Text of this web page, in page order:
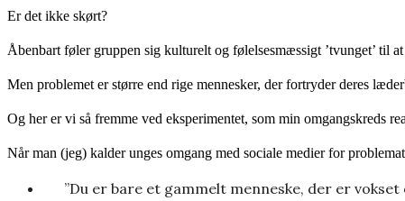
Er det ikke skørt?
Åbenbart føler gruppen sig kulturelt og følelsesmæssigt ’tvunget’ til
Men problemet er større end rige mennesker, der fortryder deres
Og her er vi så fremme ved eksperimentet, som min omgangskreds
Når man (jeg) kalder unges omgang med sociale medier for
”Du er bare et gammelt menneske, der er vokset